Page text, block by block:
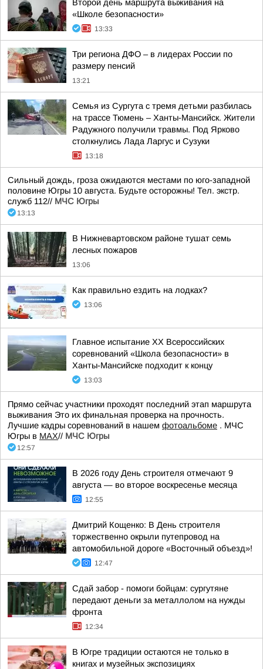
Второй день маршрута выживания на
«Школе безопасности»
13:33
Три региона ДФО – в лидерах России по
размеру пенсий
13:21
Семья из Сургута с тремя детьми разбилась
на трассе Тюмень – Ханты-Мансийск. Жители
Радужного получили травмы. Под Ярково
столкнулись Лада Ларгус и Сузуки
13:18
Сильный дождь, гроза ожидаются местами по юго-западной
половине Югры 10 августа. Будьте осторожны! Тел. экстр.
служб 112// МЧС Югры
13:13
В Нижневартовском районе тушат семь
лесных пожаров
13:06
Как правильно ездить на лодках?
13:06
Главное испытание XX Всероссийских
соревнований «Школа безопасности» в
Ханты-Мансийске подходит к концу
13:03
Прямо сейчас участники проходят последний этап маршрута
выживания Это их финальная проверка на прочность.
Лучшие кадры соревнований в нашем фотоальбоме . МЧС
Югры в МАХ// МЧС Югры
12:57
В 2026 году День строителя отмечают 9
августа — во второе воскресенье месяца
12:55
Дмитрий Кощенко: В День строителя
торжественно окрыли путепровод на
автомобильной дороге «Восточный объезд»!
12:47
Сдай забор - помоги бойцам: сургутяне
передают деньги за металлолом на нужды
фронта
12:34
В Югре традиции остаются не только в
книгах и музейных экспозициях